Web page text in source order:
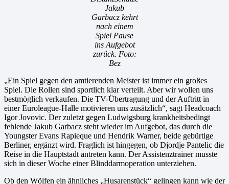
Jakub
Garbacz kehrt
nach einem
Spiel Pause
ins Aufgebot
zurück. Foto:
Bez
„Ein Spiel gegen den amtierenden Meister ist immer ein großes
Spiel. Die Rollen sind sportlich klar verteilt. Aber wir wollen uns
bestmöglich verkaufen. Die TV-Übertragung und der Auftritt in
einer Euroleague-Halle motivieren uns zusätzlich“, sagt Headcoach
Igor Jovovic. Der zuletzt gegen Ludwigsburg krankheitsbedingt
fehlende Jakub Garbacz steht wieder im Aufgebot, das durch die
Youngster Evans Rapieque und Hendrik Warner, beide gebürtige
Berliner, ergänzt wird. Fraglich ist hingegen, ob Djordje Pantelic die
Reise in die Hauptstadt antreten kann. Der Assistenztrainer musste
sich in dieser Woche einer Blinddarmoperation unterziehen.
Ob den Wölfen ein ähnliches „Husarenstück“ gelingen kann wie der